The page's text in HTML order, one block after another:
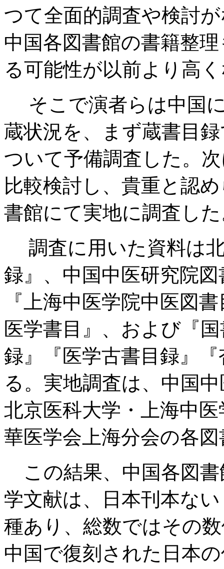
つて全面的調査や検討
中国各図書館の書籍整
る可能性が以前より高
そこで演者らは中国
蔵状況を、まず蔵書目
ついて予備調査した。
比較検討し、貴重と認
書館にて実地に調査し
調査に用いた資料は
録』、中国中医研究院
『上海中医学院中医図
医学書目』、および『
録』『医学古書目録』
る。実地調査は、中国
北京医科大学・上海中
華医学会上海分会の各
この結果、中国各図書
学文献は、日本刊本な
種あり、総数ではその
中国で復刻された日本